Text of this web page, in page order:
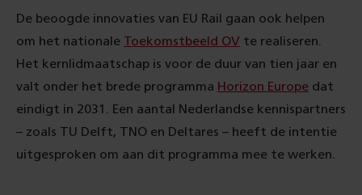
De beoogde innovaties van EU Rail gaan ook helpen
om het nationale Toekomstbeeld OV te realiseren.
Het kernlidmaatschap is voor de duur van tien jaar en
valt onder het brede programma Horizon Europe dat
eindigt in 2031. Een aantal Nederlandse kennispartners
– zoals TU Delft, TNO en Deltares – heeft de intentie
uitgesproken om aan dit programma mee te werken.